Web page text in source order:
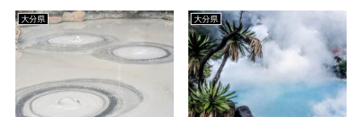
ぷりです。
大分県 大分県